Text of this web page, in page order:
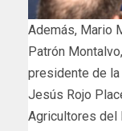
Además, Mario
Patrón
presidente de la
Jesús Rojo
Agricultores del